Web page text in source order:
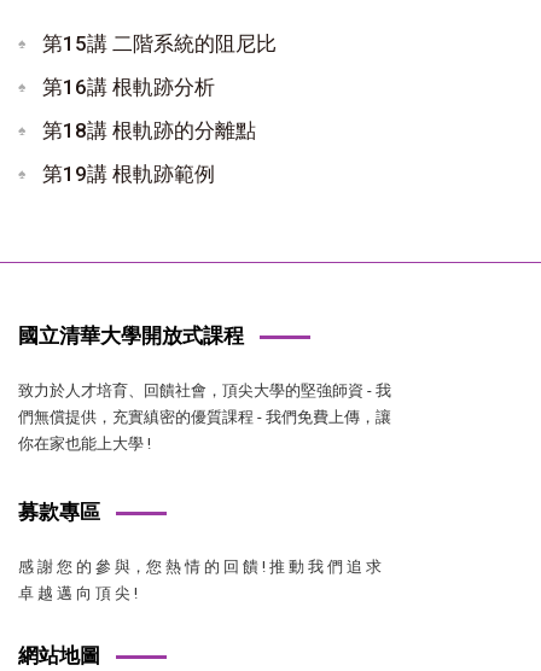
第15講 二階系統的阻尼比
第16講 根軌跡分析
第18講 根軌跡的分離點
第19講 根軌跡範例
國立清華大學開放式課程
致力於人才培育、回饋社會，頂尖大學的堅強師資 - 我
們無償提供，充實縝密的優質課程 - 我們免費上傳，讓
你在家也能上大學 !
募款專區
感 謝 您 的 參 與，您 熱 情 的 回 饋 ! 推 動 我 們 追 求
卓 越 邁 向 頂 尖 !
網站地圖